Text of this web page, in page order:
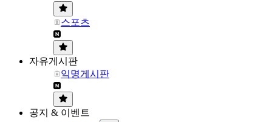
스포츠
자유게시판
익명게시판
공지 & 이벤트